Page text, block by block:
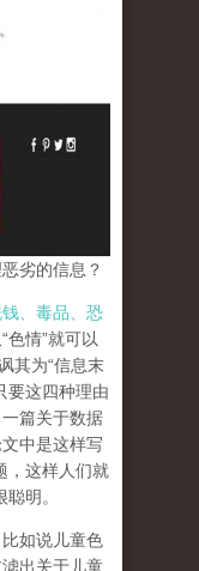
劣的信息？
、毒品、恐
色情”就可以
其为“信息末
要这四种理由
篇关于数据
中是这样写
，这样人们就
明。
如说儿童色
出关于儿童